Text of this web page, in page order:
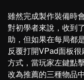
雖然完成製作裝備時
對初學者來說，收到
助，但如果在每局都
反覆打開VPad面板
方式，當玩家左鍵點
改為推薦的三種物品